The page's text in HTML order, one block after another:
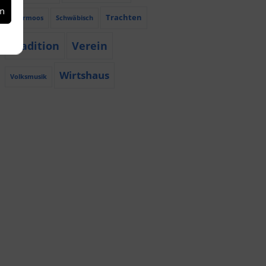
Röhrmoos Schwäbisch Trachten
Tradition Verein
Volksmusik Wirtshaus